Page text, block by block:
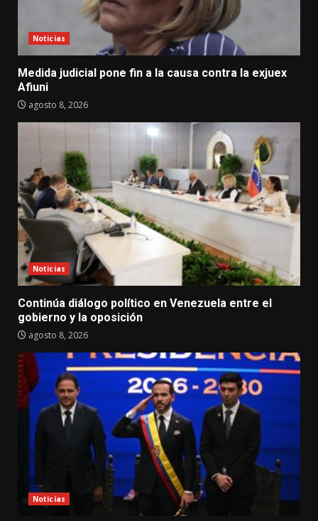
Noticias
Medida judicial pone fin a la causa contra la exjuex
Afiuni
agosto 8, 2026
Noticias
Continúa diálogo político en Venezuela entre el
gobierno y la oposición
agosto 8, 2026
Noticias